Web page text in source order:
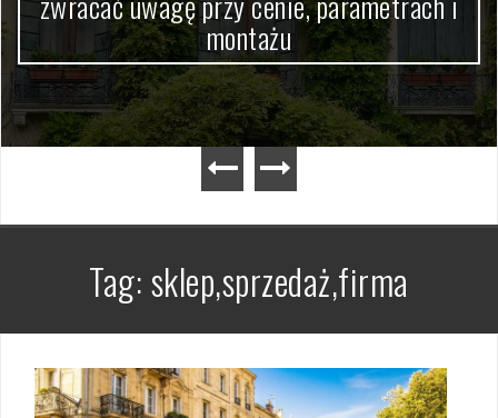
montażu
Tag:sklep,sprzedaż,firma